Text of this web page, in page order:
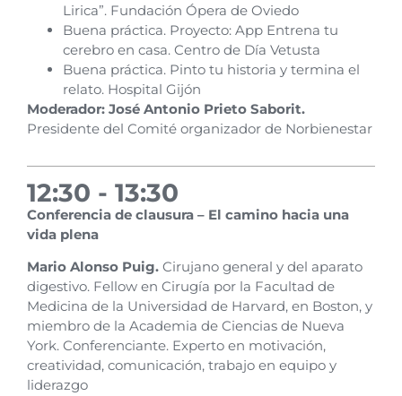
Lirica”. Fundación Ópera de Oviedo
Buena práctica. Proyecto: App Entrena tu
cerebro en casa. Centro de Día Vetusta
Buena práctica. Pinto tu historia y termina el
relato. Hospital Gijón
Moderador: José Antonio Prieto Saborit.
Presidente del Comité organizador de Norbienestar
12:30 - 13:30
Conferencia de clausura – El camino hacia una
vida plena
Mario Alonso Puig. Cirujano general y del aparato
digestivo. Fellow en Cirugía por la Facultad de
Medicina de la Universidad de Harvard, en Boston, y
miembro de la Academia de Ciencias de Nueva
York. Conferenciante. Experto en motivación,
creatividad, comunicación, trabajo en equipo y
liderazgo